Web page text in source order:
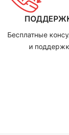
Бесплатные
и